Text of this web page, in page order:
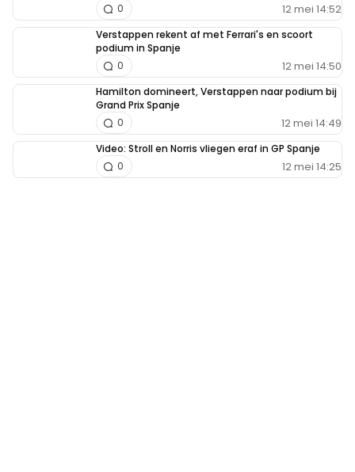
12 mei 14:52
0
Verstappen rekent af met Ferrari's en scoort
podium in Spanje
12 mei 14:50
0
Hamilton domineert, Verstappen naar podium bij
Grand Prix Spanje
12 mei 14:49
0
Video: Stroll en Norris vliegen eraf in GP Spanje
12 mei 14:25
0